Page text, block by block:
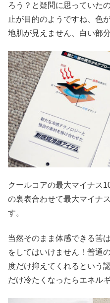
ろう？と疑問に思っていた
止が目的のようですね、色
地肌が見えません、白い部
クールコアの最大マイナス
の裏表合わせて最大マイナ
す。
当然そのまま体感できる筈
をしてはいけません！普通
度だけ抑えてくれるという
だけ冷たくなったらエネル